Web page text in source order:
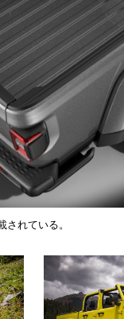
れている。